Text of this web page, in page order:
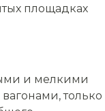
площадках
и мелкими
только